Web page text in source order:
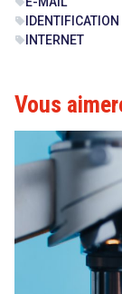
sell IDENTIFICATION
sell INTERNET
Vous